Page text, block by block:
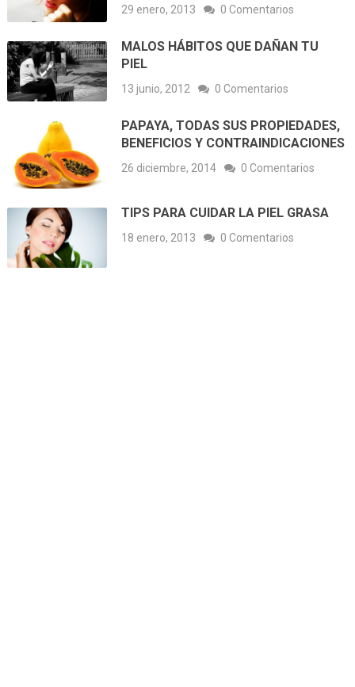
29 enero, 2013 0 Comentarios
MALOS HÁBITOS QUE DAÑAN TU
PIEL
13 junio, 2012 0 Comentarios
PAPAYA, TODAS SUS PROPIEDADES,
BENEFICIOS Y CONTRAINDICACIONES
26 diciembre, 2014 0 Comentarios
TIPS PARA CUIDAR LA PIEL GRASA
18 enero, 2013 0 Comentarios